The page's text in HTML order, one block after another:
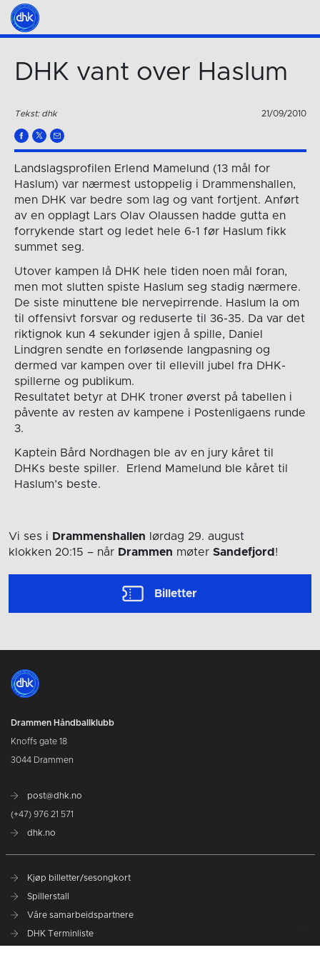
DHK vant over Haslum
Tekst: dhk 21/09/2010
Landslagsprofilen Erlend Mamelund (13 mål for
Haslum) var nærmest ustoppelig i Drammenshallen,
men DHK var bedre som lag og vant fortjent. Anført
av en opplagt Lars Olav Olaussen hadde gutta en
forrykende start og ledet hele 6-1 før Haslum fikk
summet seg.
Utover kampen lå DHK hele tiden noen mål foran,
men mot slutten spiste Haslum seg stadig nærmere.
De siste minuttene ble nervepirrende. Haslum la om
til offensivt forsvar og reduserte til 36-35. Da var det
riktignok kun 4 sekunder igjen å spille, Daniel
Lindgren sendte en forløsende langpasning og
dermed var kampen over til ellevill jubel fra DHK-
spillerne og publikum.
Resultatet betyr at DHK troner øverst på tabellen i
påvente av resten av kampene i Postenligaens runde
3.
Kaptein Bård Nordhagen ble av en jury kåret til
DHKs beste spiller. Erlend Mamelund ble kåret til
Haslum’s beste.
Vi ses i Drammenshallen lørdag 29. august
klokken 20:15 – når Drammen møter Sandefjord !
Billetter
Drammen Håndballklubb
Knoffs gate 18
3044 Drammen
post@dhk.no
(+47) 976 21 571
dhk.no
Kjøp billetter/sesongkort
Spillerstall
Våre samarbeidspartnere
DHK Terminliste